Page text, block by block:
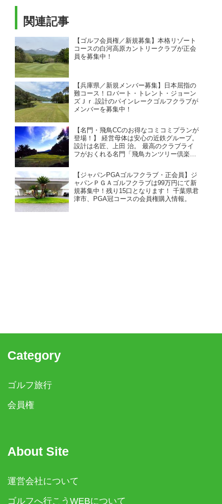
関連記事
【ゴルフ会員権／新規募集】本格リゾート
コースの白河高原カントリークラブが正会
員を募集中！
【兵庫県／新規メンバー募集】日本屈指の
難コース！ロバート・トレント・ジョーン
ズＪｒ.設計のパインレークゴルフクラブが
メンバーを募集中！
【名門・飛鳥CCのお得なコミコミプランが
登場！】 経営母体は安心の近鉄グループ。
設計は名匠、上田 治。 最高のクラブライ
フがおくれる名門「飛鳥カンツリー倶楽
からも京都からもアクセス良好。クラブバ
スが充実、電車でも行きやすい。
【ジャパンPGAゴルフクラブ・正会員】ジ
ャパンＰＧＡゴルフクラブは99万円にて新
規募集中！残り15口となります！ 千葉県君
津市、PGA冠コースの会員権購入情報。
Category
ゴルフ旅行
会員権
About Site
運営会社について
ゴルフへ行こうWEBについて